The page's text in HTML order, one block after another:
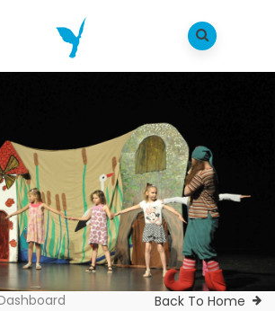
Back To Home